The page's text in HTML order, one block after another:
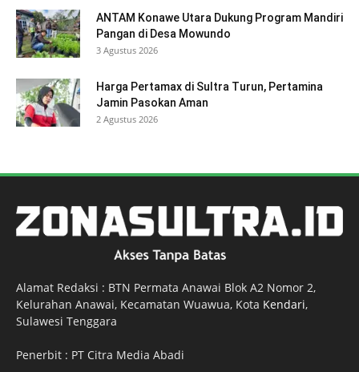
ANTAM Konawe Utara Dukung Program Mandiri
Pangan di Desa Mowundo
3 Agustus 2026
Harga Pertamax di Sultra Turun, Pertamina
Jamin Pasokan Aman
2 Agustus 2026
Alamat Redaksi : BTN Permata Anawai Blok A2 Nomor 2,
Kelurahan Anawai, Kecamatan Wuawua, Kota Kendari,
Sulawesi Tenggara
Penerbit : PT Citra Media Abadi